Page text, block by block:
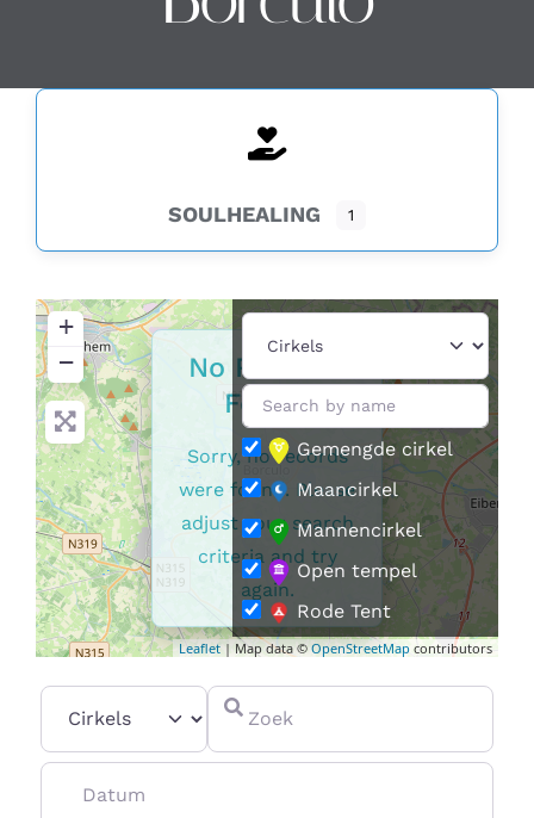
SOULHEALING 1
+
−
Leaflet | Map data ©OpenStreetMap contributors
No Records
Found
Sorry, no records
were found. Please
adjust your search
criteria and try
again.
Gemengde cirkel
Maancirkel
Mannencirkel
Open tempel
Rode Tent
Vrouwencirkel
Zoek